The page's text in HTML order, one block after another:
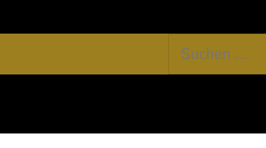
Suchen
nach: